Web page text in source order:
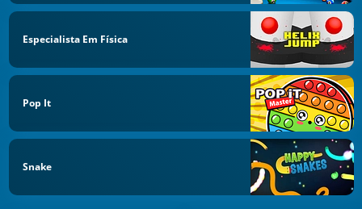
Especialista Em Física
Pop It
Snake